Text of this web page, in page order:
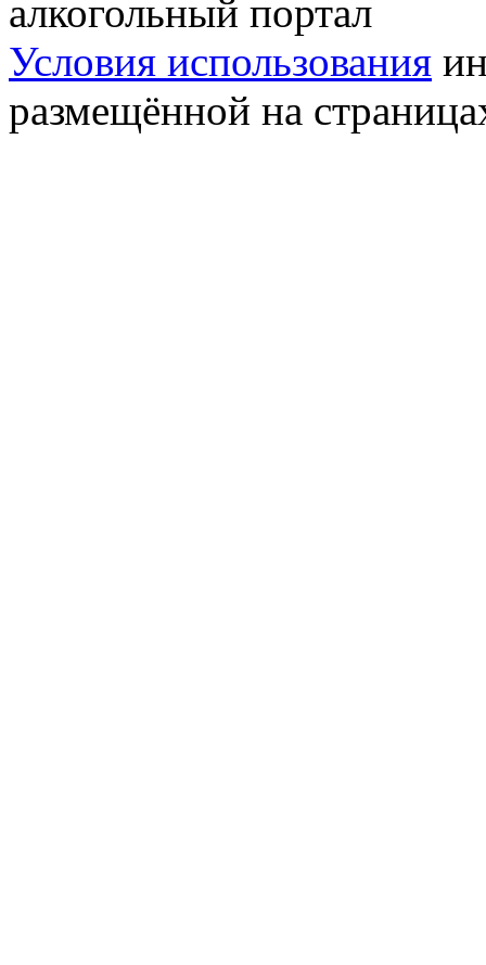
алкогольный портал
Условия использования
размещённой на